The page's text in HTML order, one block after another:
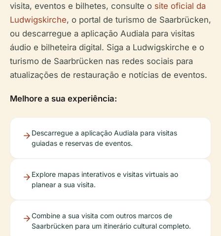
visita, eventos e bilhetes, consulte o site oficial da
Ludwigskirche, o portal de turismo de Saarbrücken,
ou descarregue a aplicação Audiala para visitas
áudio e bilheteira digital. Siga a Ludwigskirche e o
turismo de Saarbrücken nas redes sociais para
atualizações de restauração e notícias de eventos.
Melhore a sua experiência:
Descarregue a aplicação Audiala para visitas
guiadas e reservas de eventos.
Explore mapas interativos e visitas virtuais ao
planear a sua visita.
Combine a sua visita com outros marcos de
Saarbrücken para um itinerário cultural completo.